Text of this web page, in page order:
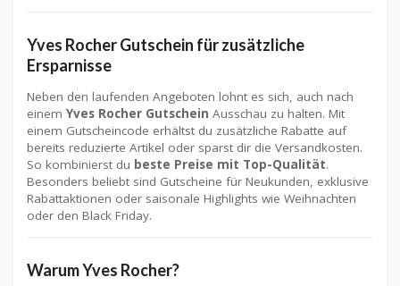
Yves Rocher Gutschein für zusätzliche
Ersparnisse
Neben den laufenden Angeboten lohnt es sich, auch nach
einem Yves Rocher Gutschein Ausschau zu halten. Mit
einem Gutscheincode erhältst du zusätzliche Rabatte auf
bereits reduzierte Artikel oder sparst dir die Versandkosten.
So kombinierst du beste Preise mit Top-Qualität.
Besonders beliebt sind Gutscheine für Neukunden, exklusive
Rabattaktionen oder saisonale Highlights wie Weihnachten
oder den Black Friday.
Warum Yves Rocher?